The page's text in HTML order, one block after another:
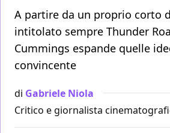
A partire da un proprio corto
intitolato sempre Thunder
Cummings espande quelle
convincente
di Gabriele Niola
Critico e giornalista